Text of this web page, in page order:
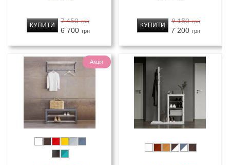
7 450 грн
6 700 грн
КУПИТИ
9 180 грн
7 200 грн
КУПИТИ
Акція